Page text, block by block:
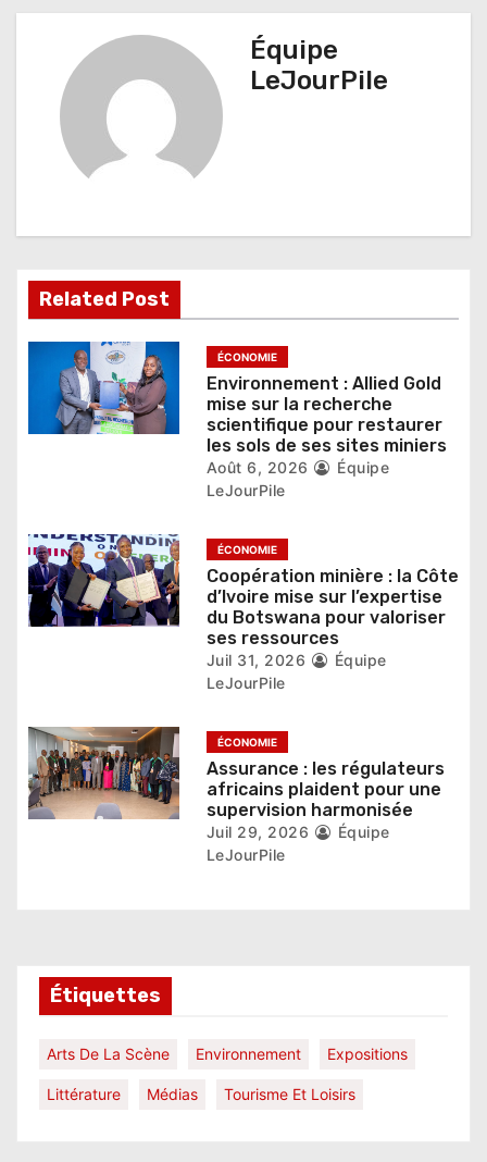
a
l
’
r
c
l
e
Équipe
LeJourPile
Related Post
ÉCONOMIE
Environnement : Allied Gold
mise sur la recherche
scientifique pour restaurer
les sols de ses sites miniers
Août 6, 2026
Équipe
LeJourPile
ÉCONOMIE
Coopération minière : la Côte
d’Ivoire mise sur l’expertise
du Botswana pour valoriser
ses ressources
Juil 31, 2026
Équipe
LeJourPile
ÉCONOMIE
Assurance : les régulateurs
africains plaident pour une
supervision harmonisée
Juil 29, 2026
Équipe
LeJourPile
Étiquettes
Arts De La Scène Environnement Expositions
Littérature Médias Tourisme Et Loisirs